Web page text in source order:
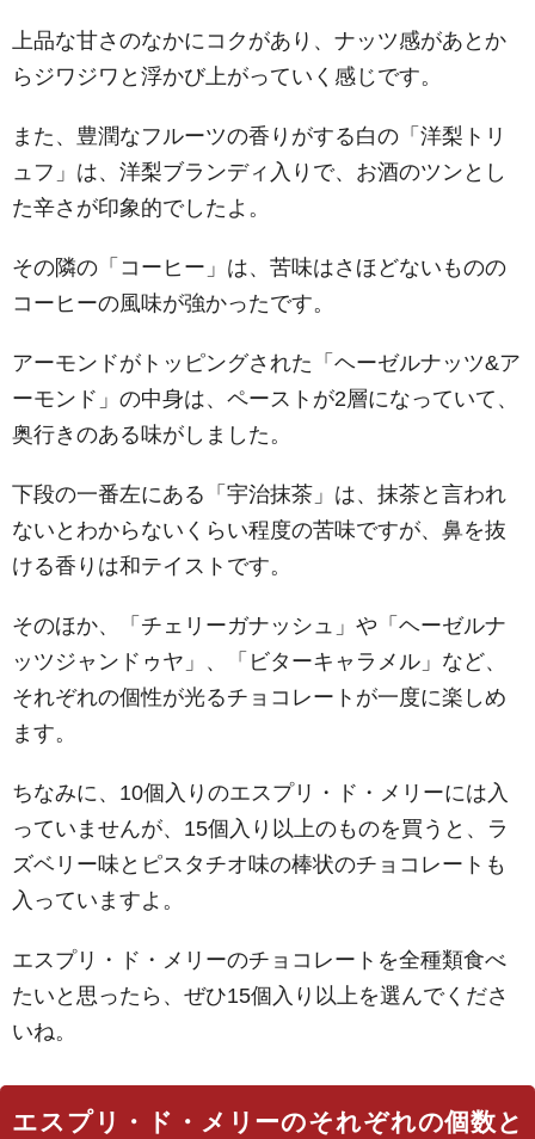
上品な甘さのなかにコクがあり、ナッツ感があとか
らジワジワと浮かび上がっていく感じです。
また、豊潤なフルーツの香りがする白の「洋梨トリ
ュフ」は、洋梨ブランディ入りで、お酒のツンとし
た辛さが印象的でしたよ。
その隣の「コーヒー」は、苦味はさほどないものの
コーヒーの風味が強かったです。
アーモンドがトッピングされた「ヘーゼルナッツ&ア
ーモンド」の中身は、ペーストが2層になっていて、
奥行きのある味がしました。
下段の一番左にある「宇治抹茶」は、抹茶と言われ
ないとわからないくらい程度の苦味ですが、鼻を抜
ける香りは和テイストです。
そのほか、「チェリーガナッシュ」や「ヘーゼルナ
ッツジャンドゥヤ」、「ビターキャラメル」など、
それぞれの個性が光るチョコレートが一度に楽しめ
ます。
ちなみに、10個入りのエスプリ・ド・メリーには入
っていませんが、15個入り以上のものを買うと、ラ
ズベリー味とピスタチオ味の棒状のチョコレートも
入っていますよ。
エスプリ・ド・メリーのチョコレートを全種類食べ
たいと思ったら、ぜひ15個入り以上を選んでくださ
いね。
エスプリ・ド・メリーのそれぞれの個数と